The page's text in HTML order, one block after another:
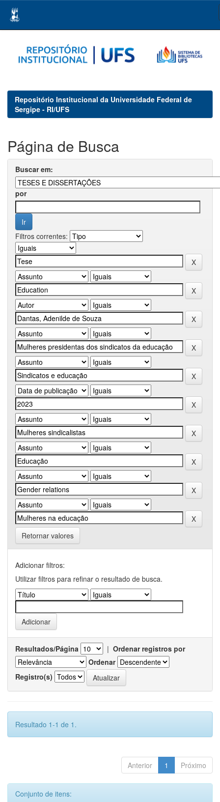
navigation
Repositório Institucional da Universidade Federal de
Sergipe - RI/UFS
Página de Busca
Buscar em:
por
Filtros correntes:
Retornar valores
Adicionar filtros:
Utilizar filtros para refinar o resultado de busca.
Resultados/Página | Ordenar registros por
Ordenar
Registro(s)
Resultado 1-1 de 1.
Anterior 1 Próximo
Conjunto de itens: